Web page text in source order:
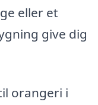
eller et
give dig
orangeri i